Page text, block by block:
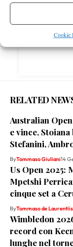
Cookie
RELATED
Australian
e vince,
Stefanini,
ByTommaso Giuliani14
Us Open 2025:
Mpetshi
cinque set a
ByTommaso de Laurentiis
Wimbledon
record con
lunghe nel